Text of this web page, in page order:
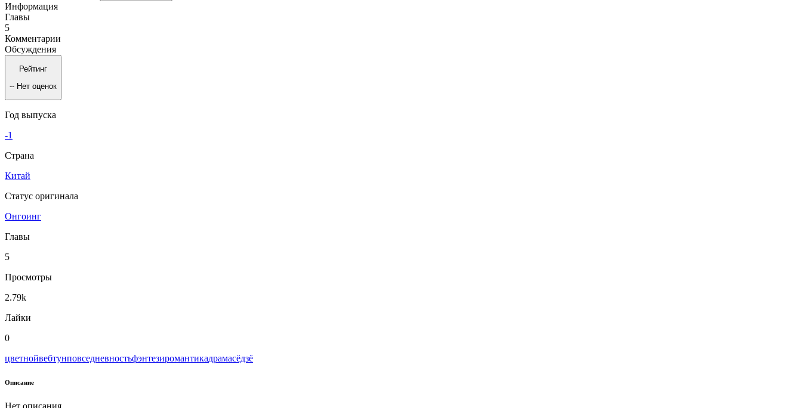
Информация
Главы
5
Комментарии
Обсуждения
Рейтинг
-- Нет оценок
Год выпуска
-1
Страна
Китай
Статус оригинала
Онгоинг
Главы
5
Просмотры
2.79k
Лайки
0
цветнойвeбтунповседневностьфэнтезиромантикадрамасёдзё
Описание
Нет описания